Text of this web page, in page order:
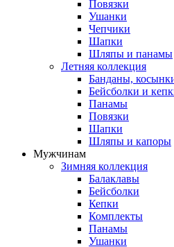
Повязки
Ушанки
Чепчики
Шапки
Шляпы и панамы
Летняя коллекция
Банданы,
Бейсболки и
Панамы
Повязки
Шапки
Шляпы и капоры
Мужчинам
Зимняя коллекция
Балаклавы
Бейсболки
Кепки
Комплекты
Панамы
Ушанки